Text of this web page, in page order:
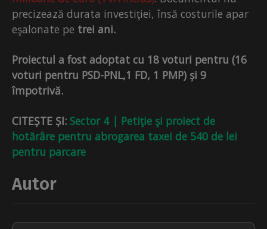
precizează durata investiţiei, însă costurile apar
eşalonate pe trei ani.
Proiectul a fost adoptat cu 18 voturi pentru (16
voturi pentru PSD-PNL,1 FD, 1 PMP) și 9
împotrivă.
CITEȘTE ȘI: Sector 4 | Petiţie şi proiect de
hotărâre pentru abrogarea taxei de 540 de lei
pentru parcare
Autor